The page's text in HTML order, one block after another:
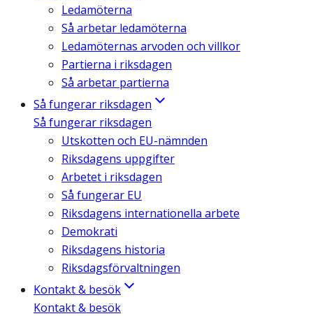
Ledamöterna
Så arbetar ledamöterna
Ledamöternas arvoden och villkor
Partierna i riksdagen
Så arbetar partierna
Så fungerar riksdagen
Så fungerar riksdagen
Utskotten och EU-nämnden
Riksdagens uppgifter
Arbetet i riksdagen
Så fungerar EU
Riksdagens internationella arbete
Demokrati
Riksdagens historia
Riksdagsförvaltningen
Kontakt & besök
Kontakt & besök